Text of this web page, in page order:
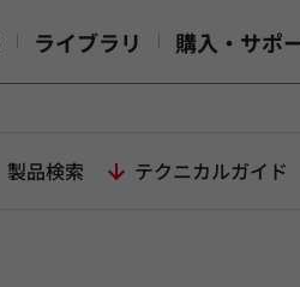
ライブラリ 購入・サポ
製品検索 テクニカルガイド